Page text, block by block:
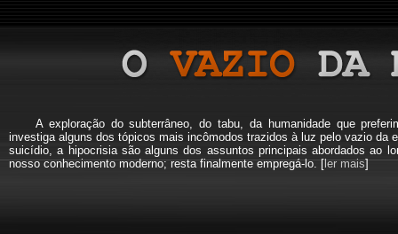
A exploração do subterrâneo, do tabu, da humanidade que
investiga alguns dos tópicos mais incômodos trazidos à luz pelo vazio da
suicídio, a hipocrisia são alguns dos assuntos principais abordados ao
nosso conhecimento moderno; resta finalmente empregá-lo. [ler mais]